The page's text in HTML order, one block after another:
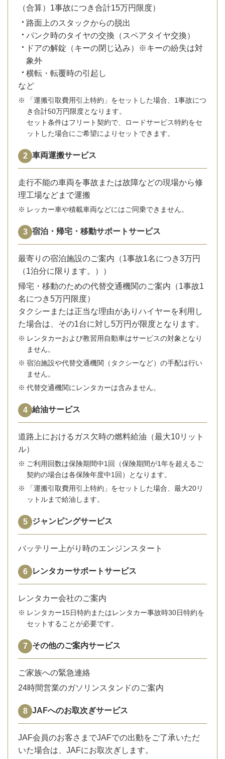
（合算）1事故につき合計15万円限度）
路面上のスタックからの脱出
パンク時のタイヤの交換（スペアタイヤ交換）
ドアの解錠（キーの閉じ込み）※キーの紛失は対
象外
横転・転覆時の引起し
など
※
「運搬引取費用引上特約」をセットした場合、1事故につ
き合計50万円限度となります。
セット条件はフリート契約で、ロードサービス特約をセ
ットした場合にご希望によりセットできます。
車両運搬サービス
走行不能の車両を事故または故障などの現場から修
理工場などまで運搬
※ レッカー車や積載車両などにはご同乗できません。
宿泊・帰宅・移動サポートサービス
最寄りの宿泊施設のご案内（1事故1名につき3万円
（1泊分に限ります。））
帰宅・移動のための代替交通機関のご案内（1事故1
名につき5万円限度）
タクシーまたは正当な理由がありハイヤーを利用し
た場合は、その1台に対し5万円が限度となります。
※ レンタカーおよび教習用自動車はサービスの対象となり
ません。
※ 宿泊施設や代替交通機関（タクシーなど）の手配は行い
ません。
※ 代替交通機関にレンタカーは含みません。
給油サービス
道路上におけるガス欠時の燃料給油（最大10リット
ル）
※ ご利用回数は保険期間中1回（保険期間が1年を超えるご
契約の場合は各保険年度中1回）となります。
※
「運搬引取費用引上特約」をセットした場合、最大20リ
ットルまで給油します。
ジャンピングサービス
バッテリー上がり時のエンジンスタート
レンタカーサポートサービス
レンタカー会社のご案内
※ レンタカー15日特約またはレンタカー事故時30日特約を
セットすることが必要です。
その他のご案内サービス
ご家族への緊急連絡
24時間営業のガソリンスタンドのご案内
JAFへのお取次ぎサービス
JAF会員のお客さまでJAFでの出動をご了承いただ
いた場合は、JAFにお取次ぎします。